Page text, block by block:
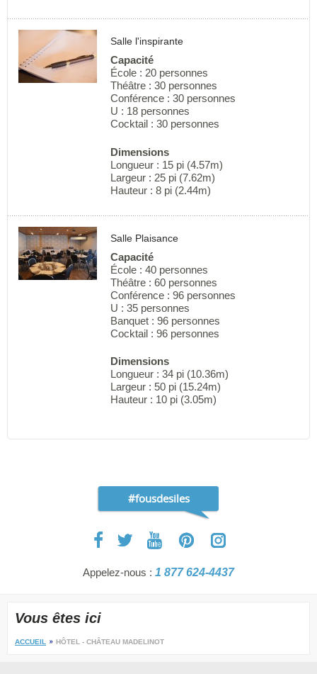
Salle l'inspirante
Capacité
École : 20 personnes
Théâtre : 30 personnes
Conférence : 30 personnes
U : 18 personnes
Cocktail : 30 personnes
Dimensions
Longueur : 15 pi (4.57m)
Largeur : 25 pi (7.62m)
Hauteur : 8 pi (2.44m)
Salle Plaisance
Capacité
École : 40 personnes
Théâtre : 60 personnes
Conférence : 96 personnes
U : 35 personnes
Banquet : 96 personnes
Cocktail : 96 personnes
Dimensions
Longueur : 34 pi (10.36m)
Largeur : 50 pi (15.24m)
Hauteur : 10 pi (3.05m)
#fousdesiles
Appelez-nous : 1 877 624-4437
Vous êtes ici
ACCUEIL HÔTEL - CHÂTEAU MADELINOT